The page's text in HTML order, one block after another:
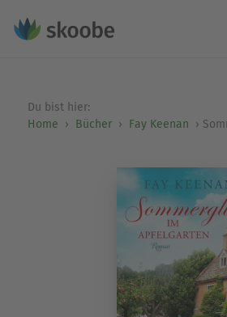
Du bist hier:
Home
Bücher Fay Keenan